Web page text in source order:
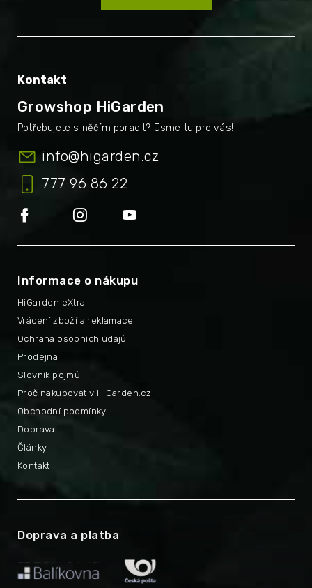
Kontakt
Growshop HiGarden
info@higarden.cz
777 96 86 22
Informace o nákupu
HiGarden eXtra
Proč nakupovat v HiGarden.cz
Vrácení zboží a reklamace
Obchodní podmínky
Ochrana osobních údajů
Doprava
Prodejna
Články
Slovník pojmů
Kontakt
Doprava a platba